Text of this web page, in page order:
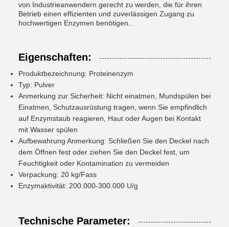
von Industrieanwendern gerecht zu werden, die für ihren
Betrieb einen effizienten und zuverlässigen Zugang zu
hochwertigen Enzymen benötigen..
Eigenschaften:
Produktbezeichnung: Proteinenzym
Typ: Pulver
Anmerkung zur Sicherheit: Nicht einatmen, Mundspülen bei
Einatmen, Schutzausrüstung tragen, wenn Sie empfindlich
auf Enzymstaub reagieren, Haut oder Augen bei Kontakt
mit Wasser spülen
Aufbewahrung Anmerkung: Schließen Sie den Deckel nach
dem Öffnen fest oder ziehen Sie den Deckel fest, um
Feuchtigkeit oder Kontamination zu vermeiden
Verpackung: 20 kg/Fass
Enzymaktivität: 200.000-300.000 U/g
Technische Parameter: